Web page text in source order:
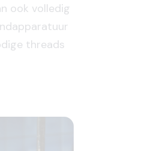
ook volledig
threads